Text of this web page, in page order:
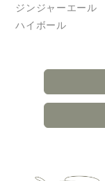
ジンジャーエール
ハイボール